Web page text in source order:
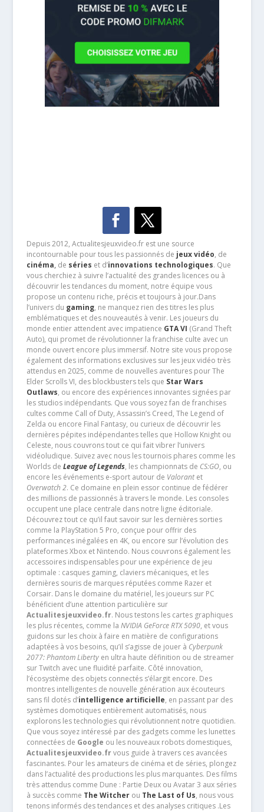
Depuis 2012, Actualitesjeuxvideo.fr est une source
incontournable pour tous les passionnés de jeux vidéo, de
cinéma,de séries et d’innovations technologiques. Que
vous cherchiez à suivre l’actualité des grandes licences ou à
découvrir les tendances du moment, notre équipe vous
propose un contenu riche, précis et toujours à jour.Dans
l’univers du gaming, ne manquez rien des titres les plus
emblématiques et des nouveautés à venir. Les joueurs du
monde entier attendent avec impatience GTA VI (Grand Theft
Auto), qui promet de révolutionner la franchise culte avec un
monde ouvert encore plus immersif. Notre site vous propose
également des informations exclusives sur les jeux vidéo très
attendus en 2025, comme de nouvelles aventures pour The
Elder Scrolls VI, des blockbusters tels que Star Wars
Outlaws, ou encore des expériences innovantes signées par
les studios indépendants. Que vous soyez fan de franchises
cultes comme Call of Duty, Assassin’s Creed, The Legend of
Zelda ou encore Final Fantasy, ou curieux de découvrir les
dernières pépites indépendantes telles que Hollow Knight ou
Celeste, nous couvrons tout ce qui fait vibrer l’univers
vidéoludique. Suivez avec nous les tournois phares comme les
Worlds de League of Legends, les championnats de CS:GO, ou
encore les événements e-sport autour de Valorantet
Overwatch 2. Ce domaine en plein essor continue de fédérer
des millions de passionnés à travers le monde. Les consoles
occupent une place centrale dans notre ligne éditoriale.
Découvrez tout ce qu’il faut savoir sur les dernières sorties
comme la PlayStation 5 Pro, conçue pour offrir des
performances inégalées en 4K, ou encore sur l’évolution des
plateformes Xbox et Nintendo. Nous couvrons également les
accessoires indispensables pour une expérience de jeu
optimale : casques gaming, claviers mécaniques, et les
dernières souris de marques réputées comme Razer et
Corsair. Dans le domaine du matériel, les joueurs sur PC
bénéficient d’une attention particulière sur
Actualitesjeuxvideo.fr. Nous testons les cartes graphiques
les plus récentes, comme la NVIDIA GeForce RTX 5090, et vous
guidons sur les choix à faire en matière de configurations
adaptées à vos besoins, qu’il s’agisse de jouer à Cyberpunk
2077: Phantom Libertyen ultra haute définition ou de streamer
sur Twitch avec une fluidité parfaite. Côté innovation,
l’écosystème des objets connectés s’élargit encore. Des
montres intelligentes de nouvelle génération aux écouteurs
sans fil dotés d’intelligence artificielle, en passant par des
systèmes domotiques entièrement automatisés, nous
explorons les technologies qui révolutionnent notre quotidien.
Que vous soyez intéressé par des gadgets comme les lunettes
connectées de Google ou les nouveaux robots domestiques,
Actualitesjeuxvideo.frvous guide à travers ces avancées
fascinantes. Pour les amateurs de cinéma et de séries, plongez
dans l’actualité des productions les plus marquantes. Des films
très attendus comme Dune : Partie Deux ou Avatar 3 aux séries
à succès comme The Witcherou The Last of Us, nous vous
tenons informés des tendances et des analyses critiques .Les